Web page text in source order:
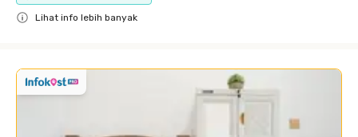
Lihat info lebih banyak